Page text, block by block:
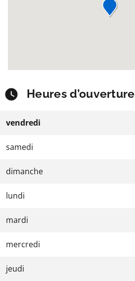
Heures d’ouverture
vendredi
samedi
dimanche
lundi
mardi
mercredi
jeudi